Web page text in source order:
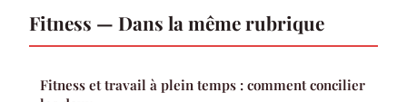
Fitness — Dans la même rubrique
Fitness et travail à plein temps : comment concilier